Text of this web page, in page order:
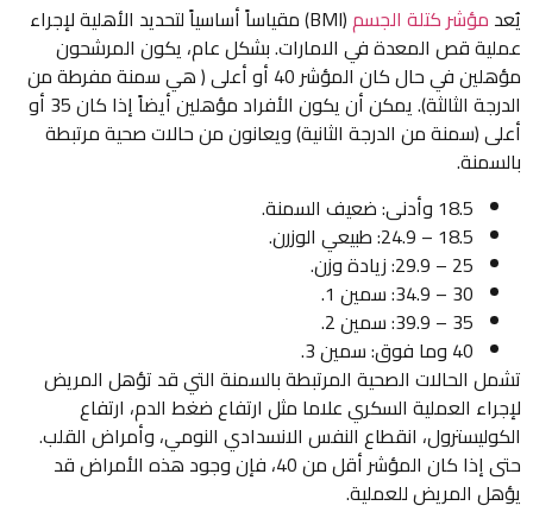
يُعد مؤشر كتلة الجسم
(BMI) مقياساً أساسياً لتحديد الأهلية لإجراء
عملية قص المعدة في الامارات. بشكل عام، يكون المرشحون
مؤهلين في حال كان المؤشر 40 أو أعلى ( هي سمنة مفرطة من
الدرجة الثالثة). يمكن أن يكون الأفراد مؤهلين أيضاً إذا كان 35 أو
أعلى (سمنة من الدرجة الثانية) ويعانون من حالات صحية مرتبطة
بالسمنة.
18.5 وأدنى: ضعيف السمنة.
18.5 – 24.9: طبيعي الوزرن.
25 – 29.9: زيادة وزن.
30 – 34.9: سمين 1.
35 – 39.9: سمين 2.
40 وما فوق: سمين 3.
تشمل الحالات الصحية المرتبطة بالسمنة التي قد تؤهل المريض
لإجراء العملية السكري علاما مثل ارتفاع ضغط الدم، ارتفاع
الكوليسترول، انقطاع النفس الانسدادي النومي، وأمراض القلب.
حتى إذا كان المؤشر أقل من 40، فإن وجود هذه الأمراض قد
يؤهل المريض للعملية.